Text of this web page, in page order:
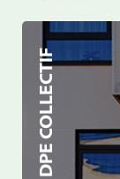
DPE COLLECTIF